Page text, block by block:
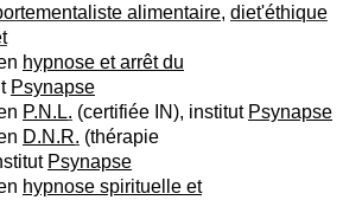
alimentaire, diet'éthique
hypnose et arrêt du
Psynapse
P.N.L. (certifiée IN), institut Psynapse
D.N.R. (thérapie
Psynapse
hypnose spirituelle et